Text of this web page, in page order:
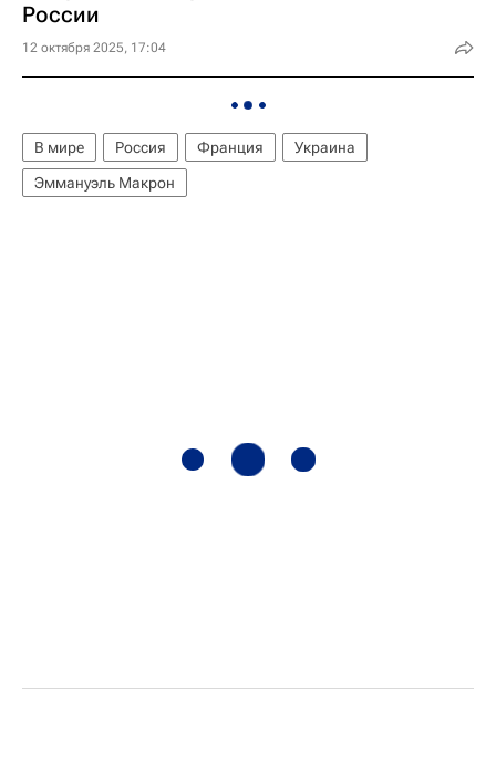
России
12 октября 2025, 17:04
В мире Россия Франция
Украина
Эммануэль Макрон